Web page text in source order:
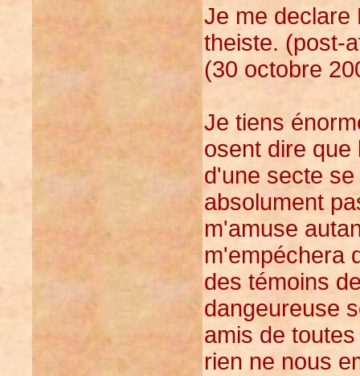
Je me declare
theiste. (post-
(30 octobre
Je tiens
osent dire que
d'une secte
absolument
m'amuse
m'empéchera
des témoins
dangeureuse
amis de
rien ne nous